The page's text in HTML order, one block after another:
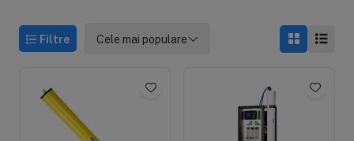
Filtre Cele mai populare